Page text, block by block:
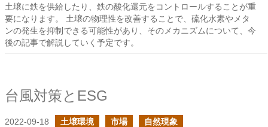
土壌に鉄を供給したり、鉄の酸化還元をコントロールすることが重
要になります。 土壌の物理性を改善することで、硫化水素やメタ
ンの発生を抑制できる可能性があり、そのメカニズムについて、今
後の記事で解説していく予定です。
台風対策とESG
2022-09-18 土壌環境 市場 自然現象